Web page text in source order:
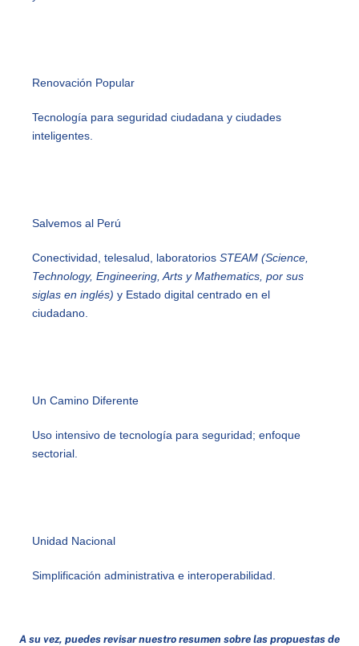
Renovación Popular
Tecnología para seguridad ciudadana y ciudades
inteligentes.
Salvemos al Perú
Conectividad, telesalud, laboratorios STEAM (Science,
Technology, Engineering, Arts y Mathematics, por sus
siglas en inglés) y Estado digital centrado en el
ciudadano.
Un Camino Diferente
Uso intensivo de tecnología para seguridad; enfoque
sectorial.
Unidad Nacional
Simplificación administrativa e interoperabilidad.
A su vez, puedes revisar nuestro resumen sobre las propuestas de